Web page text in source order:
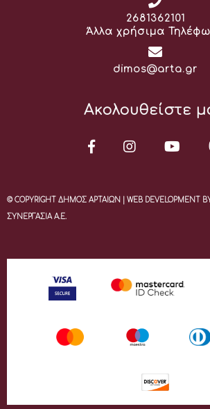
Τηλέφωνο:
2681362101
Άλλα χρήσιμα
Email:
dimos@arta.gr
Ακολουθείστε
© COPYRIGHT ΔΗΜΟΣ ΑΡΤΑΙΩΝ | WEB DEVELOPMENT
ΣΥΝΕΡΓΑΣΙΑ Α.Ε.